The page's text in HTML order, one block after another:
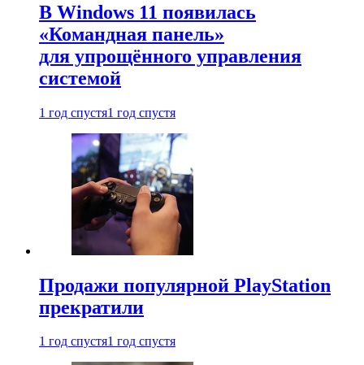
В Windows 11 появилась
«Командная панель»
для упрощённого управления
системой
1 год спустя1 год спустя
Продажи популярной PlayStation
прекратили
1 год спустя1 год спустя